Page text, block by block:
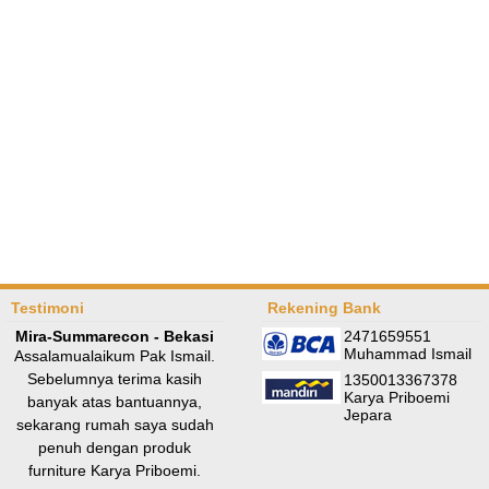
Testimoni
Mira-Summarecon - Bekasi
Assalamualaikum Pak Ismail.
Sebelumnya terima kasih
banyak atas bantuannya,
sekarang rumah saya sudah
penuh dengan produk
furniture Karya Priboemi.
Rekening Bank
2471659551
Muhammad Ismail
1350013367378
Karya Priboemi
Jepara